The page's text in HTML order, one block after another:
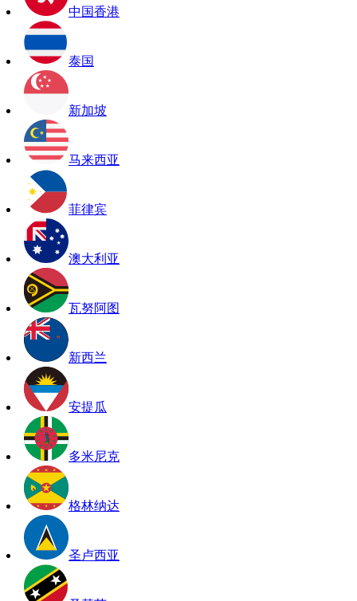
中国香港
泰国
新加坡
马来西亚
菲律宾
澳大利亚
瓦努阿图
新西兰
安提瓜
多米尼克
格林纳达
圣卢西亚